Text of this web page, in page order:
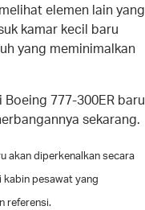
elemen lain yang
kamar kecil baru
yang meminimalkan
777-300ER baru
sekarang.
akan diperkenalkan secara
kabin pesawat yang
referensi.